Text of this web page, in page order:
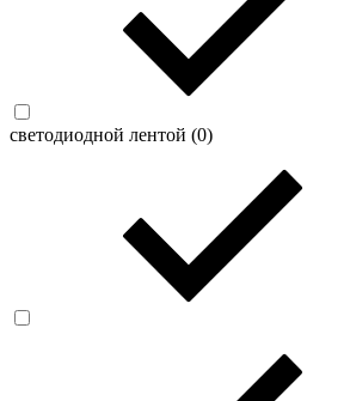
светодиодной лентой (0)